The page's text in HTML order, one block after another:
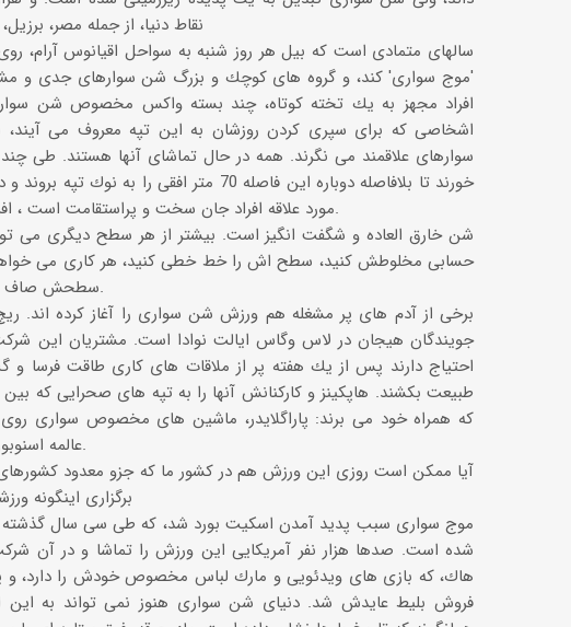
نقاط دنیا، از جمله مصر،
سالهای متمادی است كه بیل هر روز شنبه به سواحل اقیانوس آرام،
'موج سواری' كند، و گروه های كوچك و بزرگ شن سوارهای جدی و
افراد مجهز به یك تخته كوتاه، چند بسته واكس مخصوص شن
اشخاصی كه برای سپری كردن روزشان به این تپه معروف می
سوارهای علاقمند می نگرند. همه در حال تماشای آنها هستند. طی
خورند تا بلافاصله دوباره این فاصله 70 متر
مورد علاقه افراد جان سخت و پراستقامت است ، افرادی كه عاشق هیجان و دیوانه سرعت هستند.
شن خارق العاده و شگفت انگیز است. بیشتر از هر سطح دیگری می
حسابی مخلوطش كنید، سطح اش را خط خطی كنید، هر كاری می
سطحش صاف می شود و می توانید رویش شن سواری كنید.
برخی از آدم های پر مشغله هم ورزش شن سواری را آغاز كرده اند.
جویندگان هیجان در لاس وگاس ایالت نوادا است. مشتریان این
احتیاج دارند پس از یك هفته پر از ملاقات های كاری طاقت فرسا
طبیعت بكشند. هاپكینز و كاركنانش آنها را به تپه های صحرایی كه بین
كه همراه خود می برند: پاراگلایدر، ماشین های مخصوص سواری
عالمه اسنوبورد كه برای استفاده روی شن بازسازی شده اند.
آیا ممكن است روزی این ورزش هم در كشور ما كه جزو معدود
برگزاری اینگونه
موج سواری سبب پدید آمدن اسكیت بورد شد، كه طی سی سال گذشته
شده است. صدها هزار نفر آمریكایی این ورزش را تماشا و در آن
فروش بلیط عایدش شد. دنیای شن سواری هنوز نمی تواند به این